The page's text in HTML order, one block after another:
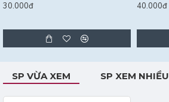
30.000đ 40.000đ
SP VỪA XEM SP XEM NHIỀU